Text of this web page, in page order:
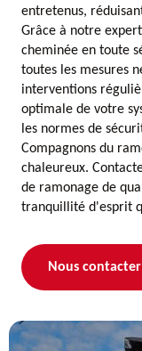
entretenus,
Grâce à notre
cheminée en toute
toutes les mesures
interventions
optimale de votre
les normes de
Compagnons du
chaleureux.
de ramonage de
tranquillité d'esprit
Nous contacter